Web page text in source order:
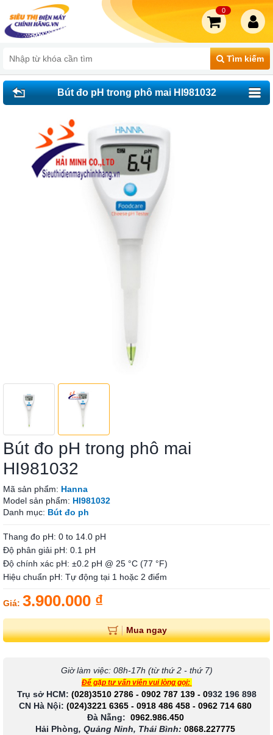
Tìm kiếm
0
Bút đo pH trong phô mai HI981032
Bút đo pH trong phô mai
HI981032
Mã sản phẩm: Hanna
Model sản phẩm: HI981032
Danh mục: Bút đo ph
Thang đo pH: 0 to 14.0 pH
Độ phân giải pH: 0.1 pH
Độ chính xác pH: ±0.2 pH @ 25 °C (77 °F)
Hiệu chuẩn pH: Tự động tại 1 hoặc 2 điểm
Giá: 3.900.000 ₫
Mua ngay
Giờ làm việc: 08h-17h (từ thứ 2 - thứ 7)
Để gặp tư vấn viên vui lòng gọi:
Trụ sở HCM: (028)3510 2786 - 0902 787 139- 0932 196 898
CN Hà Nội: (024)3221 6365 - 0918 486 458 - 0962 714 680
Đà Nẵng: 0962.986.450
Hải Phòng, Quảng Ninh, Thái Bình: 0868.227775